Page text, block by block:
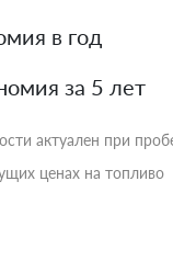
в год
за 5 лет
актуален при
ценах на топливо